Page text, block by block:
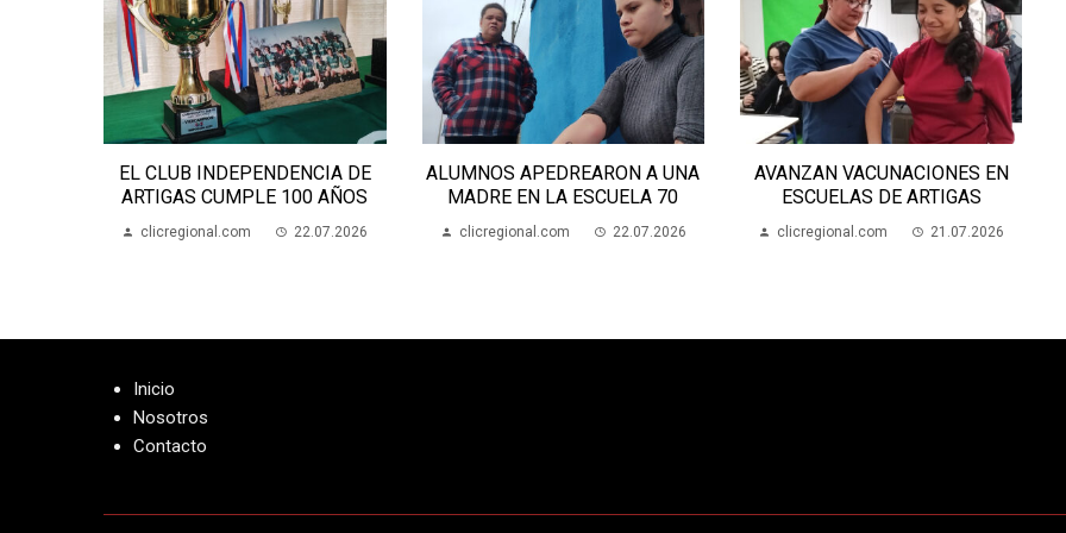
ALUMNOS APEDREARON A UNA
MADRE EN LA ESCUELA 70
clicregional.com 22.07.2026
AVANZAN VACUNACIONES EN
ESCUELAS DE ARTIGAS
clicregional.com 21.07.2026
EL CLUB INDEPENDENCIA DE
ARTIGAS CUMPLE 100 AÑOS
clicregional.com 22.07.2026
Inicio
Nosotros
Contacto